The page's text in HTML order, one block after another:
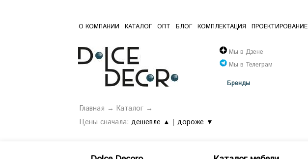
О КОМПАНИИ КАТАЛОГ ОПТ БЛОГ КОМПЛЕКТАЦИЯ ПРОЕКТИРОВАНИЕ
Мы в Дзене
Мы в Телеграм
Бренды
Главная → Каталог →
Цены сначала: дешевле ▲ дороже ▼